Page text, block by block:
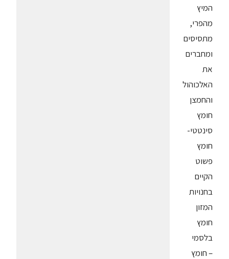
המיץ
מהפרי,
מתסיסים
ומחברים
את
האלכוהול
והחמצן
חומץ
סינטטי-
חומץ
פשוט
הקיים
בחנויות
המזון
חומץ
בלסמי
– חומץ